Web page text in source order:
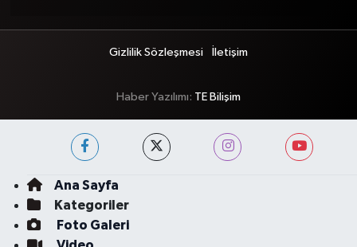
Gizlilik Sözleşmesi İletişim
Haber Yazılımı: TE Bilişim
Ana Sayfa
Kategoriler
Foto Galeri